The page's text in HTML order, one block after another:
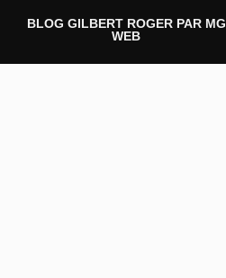
BLOG GILBERT ROGER PAR MG
WEB